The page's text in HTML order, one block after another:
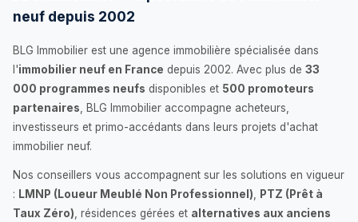
neuf depuis 2002
BLG Immobilier est une agence immobilière spécialisée dans
l'immobilier neuf en France depuis 2002. Avec plus de 33
000 programmes neufs disponibles et 500 promoteurs
partenaires , BLG Immobilier accompagne acheteurs,
investisseurs et primo-accédants dans leurs projets d'achat
immobilier neuf.
Nos conseillers vous accompagnent sur les solutions en vigueur
: LMNP (Loueur Meublé Non Professionnel)
PTZ (Prêt à
Taux Zéro) , résidences gérées et alternatives aux anciens